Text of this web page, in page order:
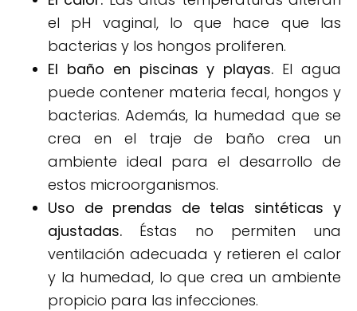
el pH vaginal, lo que hace que las
bacterias y los hongos proliferen.
El baño en piscinas y playas. El agua
puede contener materia fecal, hongos y
bacterias. Además, la humedad que se
crea en el traje de baño crea un
ambiente ideal para el desarrollo de
estos microorganismos.
Uso de prendas de telas sintéticas y
ajustadas. Éstas no permiten una
ventilación adecuada y retieren el calor
y la humedad, lo que crea un ambiente
propicio para las infecciones.